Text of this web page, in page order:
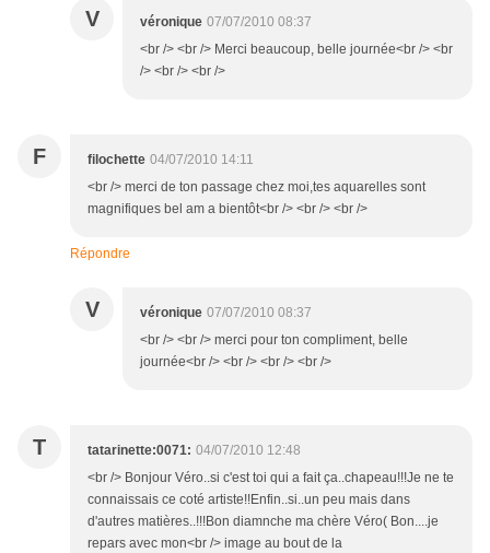
V véronique 07/07/2010 08:37
<br /> <br /> Merci beaucoup, belle journée<br /> <br
/> <br /> <br />
F filochette 04/07/2010 14:11
<br /> merci de ton passage chez moi,tes aquarelles sont
magnifiques bel am a bientôt<br /> <br /> <br />
Répondre
V véronique 07/07/2010 08:37
<br /> <br /> merci pour ton compliment, belle
journée<br /> <br /> <br /> <br />
T tatarinette:0071: 04/07/2010 12:48
<br /> Bonjour Véro..si c'est toi qui a fait ça..chapeau!!!Je ne te
connaissais ce coté artiste!!Enfin..si..un peu mais dans
d'autres matières..!!!Bon diamnche ma chère Véro( Bon....je
repars avec mon<br /> image au bout de la